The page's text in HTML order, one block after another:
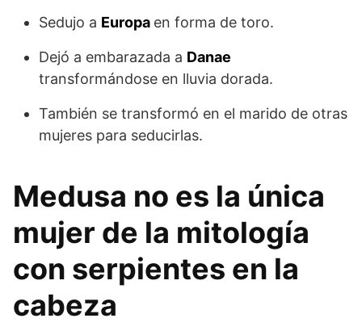
Sedujo a Europa en forma de toro.
Dejó a embarazada a Danae
transformándose en lluvia dorada.
También se transformó en el marido de otras
mujeres para seducirlas.
Medusa no es la única
mujer de la mitología
con serpientes en la
cabeza